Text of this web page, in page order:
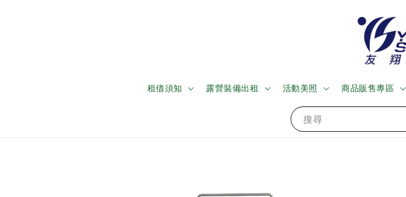
搜尋
租借須知 露營裝備出租 活動美照 商品販售專區